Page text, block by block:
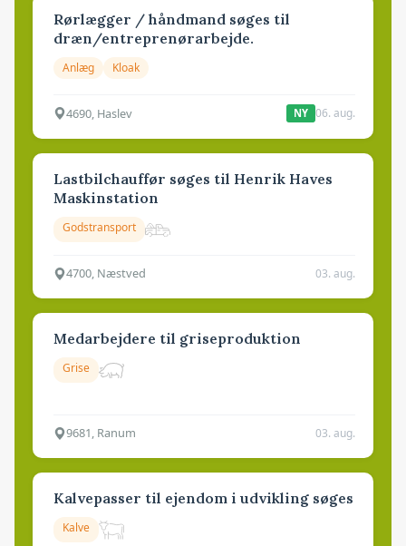
Rørlægger / håndmand søges til
dræn/entreprenørarbejde.
Anlæg Kloak
4690, Haslev NY 06. aug.
Lastbilchauffør søges til Henrik Haves
Maskinstation
Godstransport
4700, Næstved 03. aug.
Medarbejdere til griseproduktion
Grise
9681, Ranum 03. aug.
Kalvepasser til ejendom i udvikling søges
Kalve